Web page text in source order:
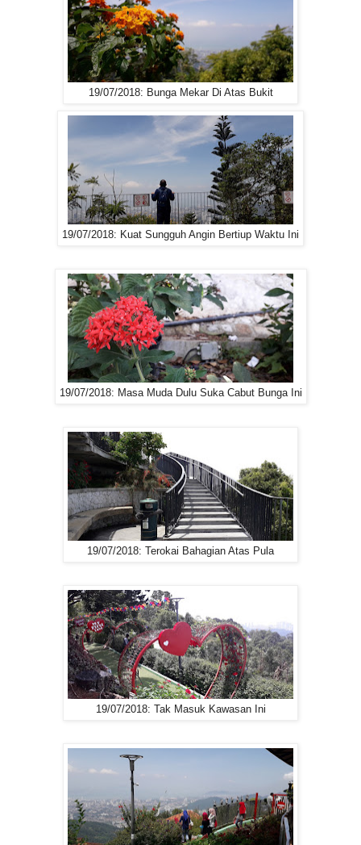
19/07/2018: Bunga Mekar Di Atas Bukit
19/07/2018: Kuat Sungguh Angin Bertiup Waktu Ini
19/07/2018: Masa Muda Dulu Suka Cabut Bunga Ini
19/07/2018: Terokai Bahagian Atas Pula
19/07/2018: Tak Masuk Kawasan Ini